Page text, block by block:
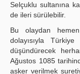
Selçuklu sultanına
de ileri sürülebilir.
Bu olaydan
dolayısıyla
düşündürecek
Ağustos 1085
asker verilmek